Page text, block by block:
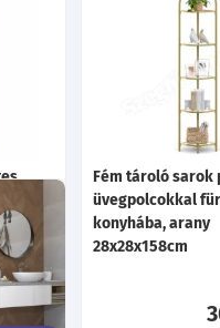
Ft
Fém tároló sarok
üvegpolcokkal
konyhába, arany
28x28x158cm